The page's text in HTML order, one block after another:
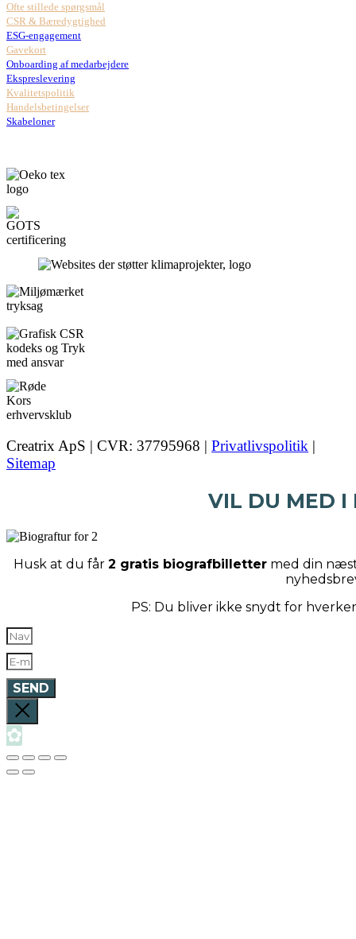
Ofte stillede spørgsmål
CSR & Bæredygtighed
ESG-engagement
Gavekort
Onboarding af medarbejdere
Ekspreslevering
Kvalitetspolitik
Handelsbetingelser
Skabeloner
Creatrix ApS | CVR: 37795968 | Privatlivspolitik |
Sitemap
VIL DU MED I
Husk at du får 2 gratis biografbillettermed din
PS: Du bliver ikke snydt for
SEND
✿